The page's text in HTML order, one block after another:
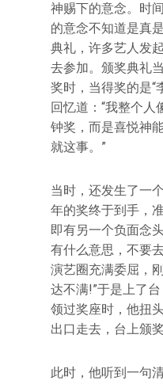
神赐下的意念。时
的意念不知道是真
典礼，许多艺人发
去参加。颁奖典礼
奖时，当得奖的是“
回忆道：“我整个人
钟奖，而是喜悦神
就这事。”
当时，还发生了一
年的奖终于到手，
即有另一个负面念
有什么意思，不要
演艺圈充满委屈，
达不满!”于是上了
领过奖座时，他扭
出口走去，台上颁
此时，他听到一句